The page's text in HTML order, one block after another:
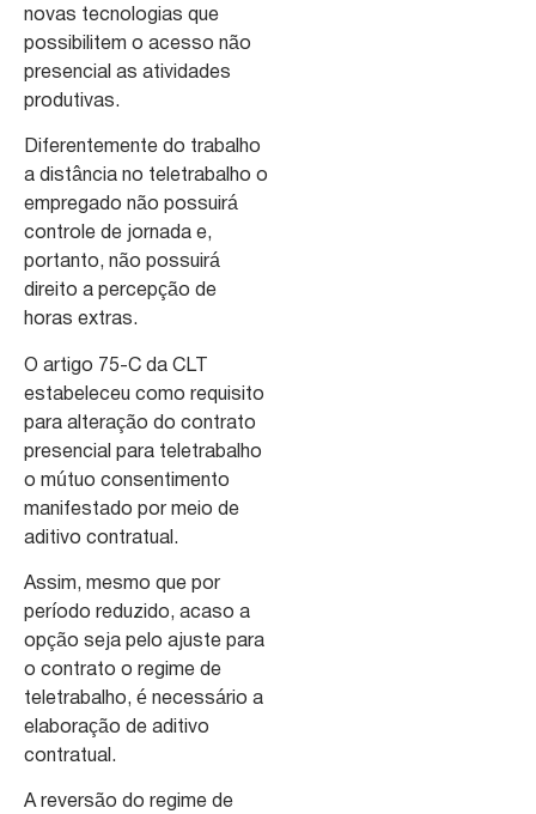
novas tecnologias que
possibilitem o acesso não
presencial as atividades
produtivas.
Diferentemente do trabalho
a distância no teletrabalho o
empregado não possuirá
controle de jornada e,
portanto, não possuirá
direito a percepção de
horas extras.
O artigo 75-C da CLT
estabeleceu como requisito
para alteração do contrato
presencial para teletrabalho
o mútuo consentimento
manifestado por meio de
aditivo contratual.
Assim, mesmo que por
período reduzido, acaso a
opção seja pelo ajuste para
o contrato o regime de
teletrabalho, é necessário a
elaboração de aditivo
contratual.
A reversão do regime de